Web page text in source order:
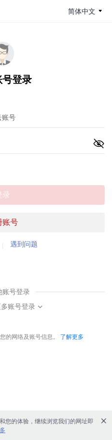
简体中文
号登录
账号
录
遇到问题
账号登录
账号登录
的网络及账号信息。 了解更多
您的体验，继续浏览我们的网址即